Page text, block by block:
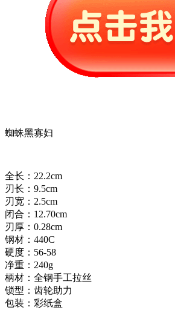
蜘蛛黑寡妇
全长：22.2cm
刃长：9.5cm
刃宽：2.5cm
闭合：12.70cm
刃厚：0.28cm
钢材：440C
硬度：56-58
净重：240g
柄材：全钢手工拉丝
锁型：齿轮助力
包装：彩纸盒